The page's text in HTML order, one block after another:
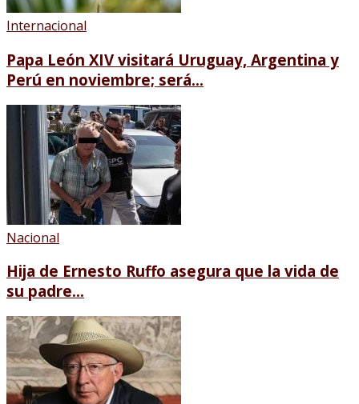
Internacional
Papa León XIV visitará Uruguay, Argentina y
Perú en noviembre; será...
Nacional
Hija de Ernesto Ruffo asegura que la vida de
su padre...